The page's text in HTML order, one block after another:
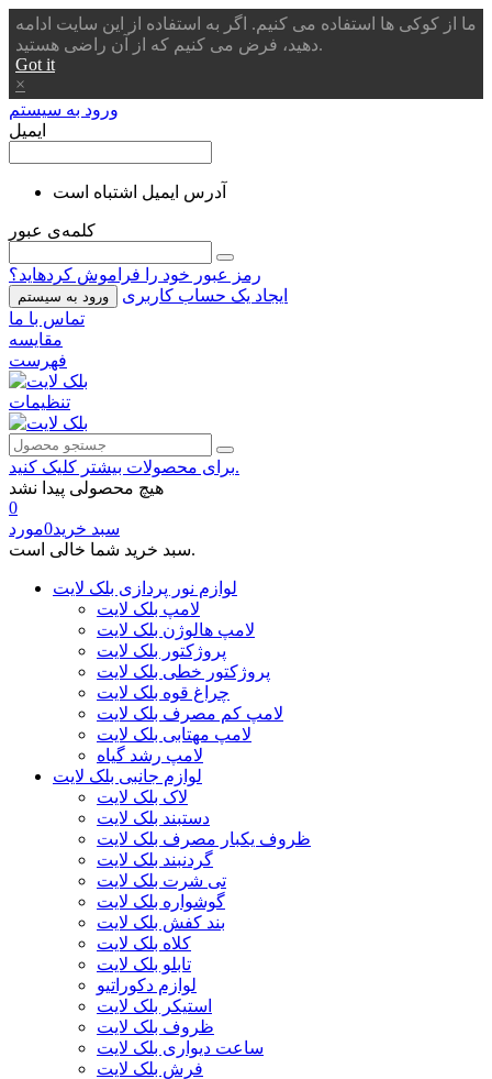
ما از کوکی ها استفاده می کنیم. اگر به استفاده از این سایت ادامه
دهید، فرض می کنیم که از آن راضی هستید.
Got it
×
ورود به سیستم
ایمیل
آدرس ایمیل اشتباه است
کلمه‌ی عبور
رمز عبور خود را فراموش کردهاید؟
ورود به سیستم
ایجاد یک حساب کاربری
تماس با ما
مقایسه
فهرست
تنظیمات
برای محصولات بیشتر کلیک کنید.
هیچ محصولی پیدا نشد
0
سبد خرید0مورد
سبد خرید شما خالی است.
لوازم نور پردازی بلک لایت
لامپ بلک لایت
لامپ هالوژن بلک لایت
پروژکتور بلک لایت
پروژکتور خطی بلک لایت
چراغ قوه بلک لایت
لامپ کم مصرف بلک لایت
لامپ مهتابی بلک لایت
لامپ رشد گیاه
لوازم جانبی بلک لایت
لاک بلک لایت
دستبند بلک لایت
ظروف یکبار مصرف بلک لایت
گردنبند بلک لایت
تی شرت بلک لایت
گوشواره بلک لایت
بند کفش بلک لایت
کلاه بلک لایت
تابلو بلک لایت
لوازم دکوراتیو
استیکر بلک لایت
ظروف بلک لایت
ساعت دیواری بلک لایت
فرش بلک لایت